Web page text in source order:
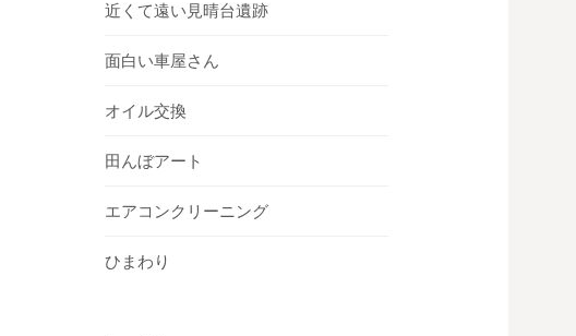
近くて遠い見晴台遺跡
面白い車屋さん
オイル交換
田んぼアート
エアコンクリーニング
ひまわり